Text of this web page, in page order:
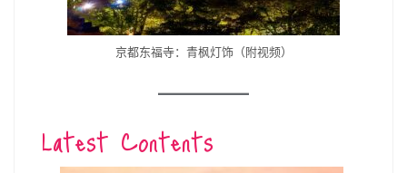
京都东福寺：青枫灯饰（附视频）
Latest Contents